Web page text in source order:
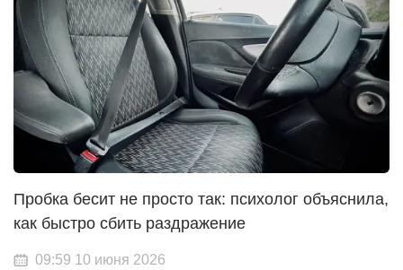
Пробка бесит не просто так: психолог объяснила,
как быстро сбить раздражение
09:59 10 июня 2026